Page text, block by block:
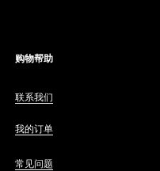
购物帮助
联系我们
我的订单
常见问题